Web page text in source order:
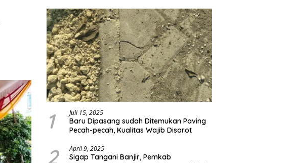
1 Juli 15, 2025
Baru Dipasang sudah Ditemukan Paving
Pecah-pecah, Kualitas Wajib Disorot
2 April 9, 2025
Sigap Tangani Banjir, Pemkab